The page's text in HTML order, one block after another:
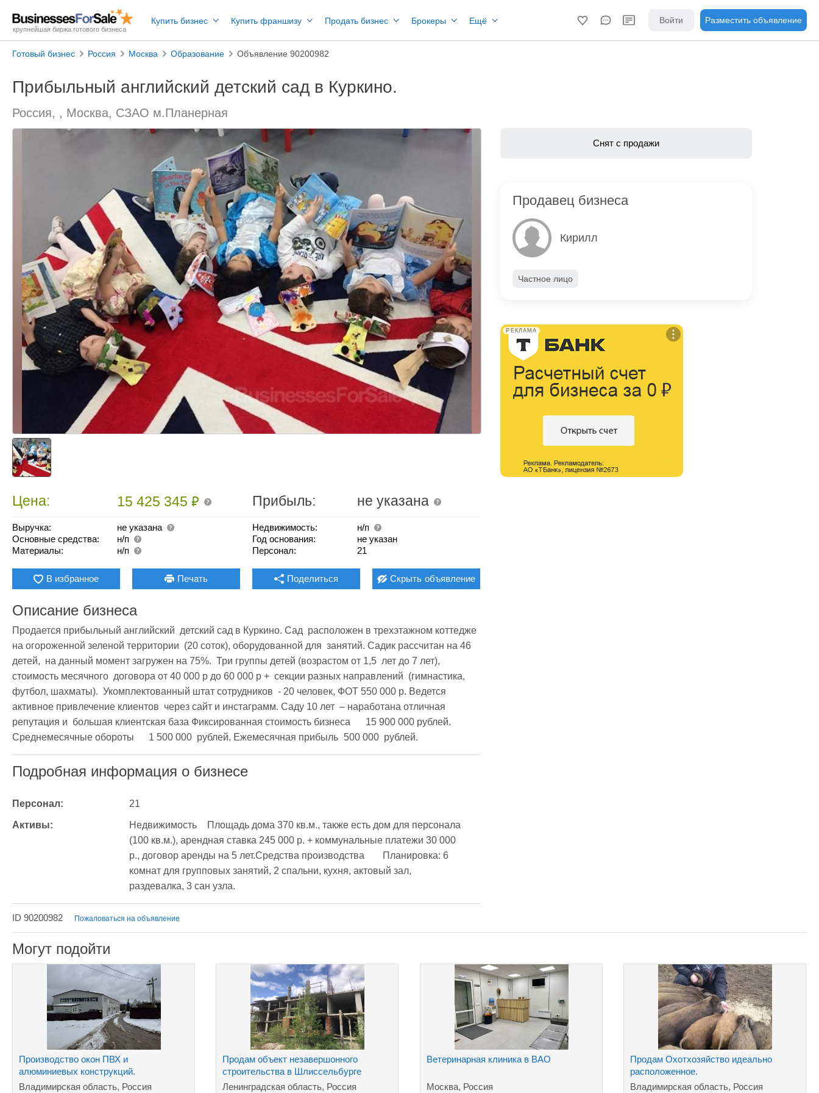
крупнейшая биржа готового бизнеса
Купить бизнес Купить франшизу Продать бизнес Брокеры Ещё Войти Разместить объявление
Готовый бизнес Россия Москва Образование Объявление 90200982
Прибыльный английский детский сад в Куркино.
Россия, , Москва, СЗАО м.Планерная
Цена: 15 425 345₽ Прибыль: не указана
Выручка:
не указана
Основные средства:
н/п
Материалы:
н/п
Недвижимость:
н/п
Год основания:
не указан
Персонал:
21
В избранное Печать Поделиться Скрыть объявление
Описание бизнеса
Продается прибыльный английский  детский сад в Куркино. Сад  расположен в трехэтажном коттедже
на огороженной зеленой территории  (20 соток), оборудованной для  занятий. Садик рассчитан на 46
детей,  на данный момент загружен на 75%.  Три группы детей (возрастом от 1,5  лет до 7 лет),
стоимость месячного  договора от 40 000 р до 60 000 р +  секции разных направлений  (гимнастика,
футбол, шахматы).  Укомплектованный штат сотрудников  - 20 человек, ФОТ 550 000 р. Ведется
активное привлечение клиентов  через сайт и инстаграмм. Саду 10 лет  – наработана отличная
репутация и  большая клиентская база Фиксированная стоимость бизнеса	 15 900 000 рублей.
Среднемесячные обороты	1 500 000  рублей. Ежемесячная прибыль	500 000  рублей.
Подробная информация о бизнесе
Персонал: 21
Активы:
Недвижимость	Площадь дома 370 кв.м., также есть дом для персонала
(100 кв.м.), арендная ставка 245 000 р. + коммунальные платежи 30 000
р., договор аренды на 5 лет.Средства производства	Планировка: 6
комнат для групповых занятий, 2 спальни, кухня, актовый зал,
раздевалка, 3 сан узла.
Снят с продажи
Продавец бизнеса
Кирилл
Частное лицо
РЕКЛАМА
ID 90200982 Пожаловаться на объявление
Могут подойти
Производство окон ПВХ и
алюминиевых конструкций.
Владимирская область, Россия
Продам объект незавершонного
строительства в Шлиссельбурге
Леноблость
Ленинградская область, Россия
Ветеринарная клиника в ВАО
Москва, Россия
Продам Охотхозяйство идеально
расположенное.
Владимирская область, Россия